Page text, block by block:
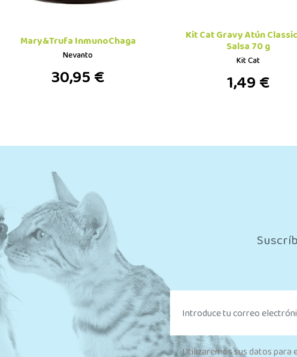
Mary&Trufa InmunoChaga
Nevanto
30,95 €
Kit Cat Gravy Atún
Salsa 70 g
Kit Cat
1,49 €
Utilizaremos sus datos